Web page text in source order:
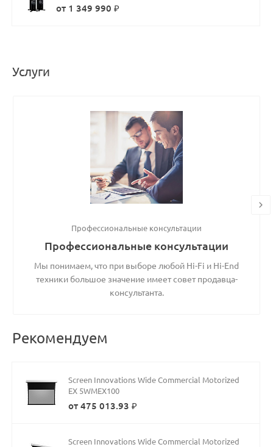
от 1 349 990 ₽
Услуги
Профессиональные консультации
Профессиональные консультации
Мы понимаем, что при выборе любой Hi-Fi и Hi-End
техники большое значение имеет совет продавца-
консультанта.
Рекомендуем
Screen Innovations Wide Commercial Motorized
EX 5WMEX100
от 475 013.93 ₽
Screen Innovations Wide Commercial Motorized